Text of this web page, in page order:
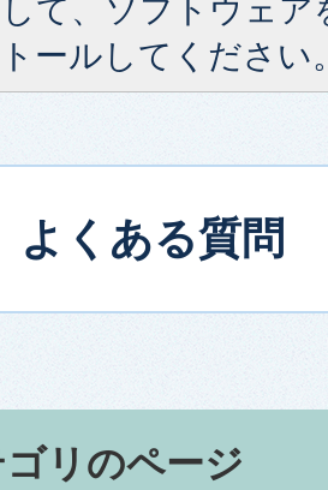
て、ソフトウェア
ールしてください
よくある質問
リのページ